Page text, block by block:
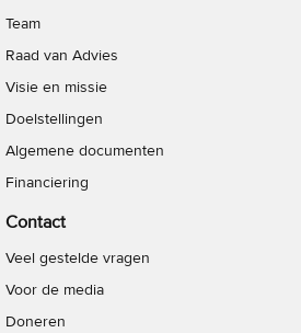
Team
Raad van Advies
Visie en missie
Doelstellingen
Algemene documenten
Financiering
Contact
Veel gestelde vragen
Voor de media
Doneren